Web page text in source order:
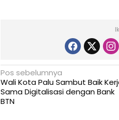
N
a
v
Pos sebelumnya
Wali Kota Palu Sambut Baik
Sama Digitalisasi dengan Bank
BTN